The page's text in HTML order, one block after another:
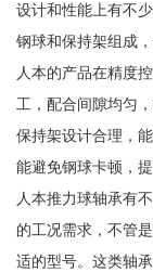
设计和性能上有不
钢球和保持架组成
人本的产品在精度
工，配合间隙均匀
保持架设计合理，
能避免钢球卡顿，
人本推力球轴承有
的工况需求，不管
适的型号。这类轴